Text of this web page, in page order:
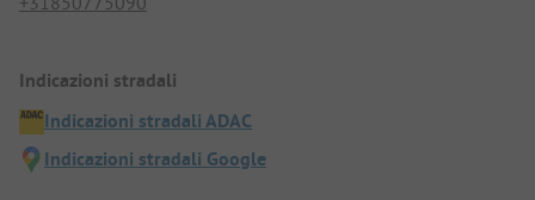
Indicazioni stradali
Indicazioni stradali ADAC
Indicazioni stradali Google